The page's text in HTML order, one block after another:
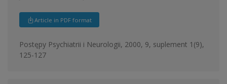
Article in PDF format
Postępy Psychiatrii i Neurologii, 2000, 9, suplement 1(9),
125-127